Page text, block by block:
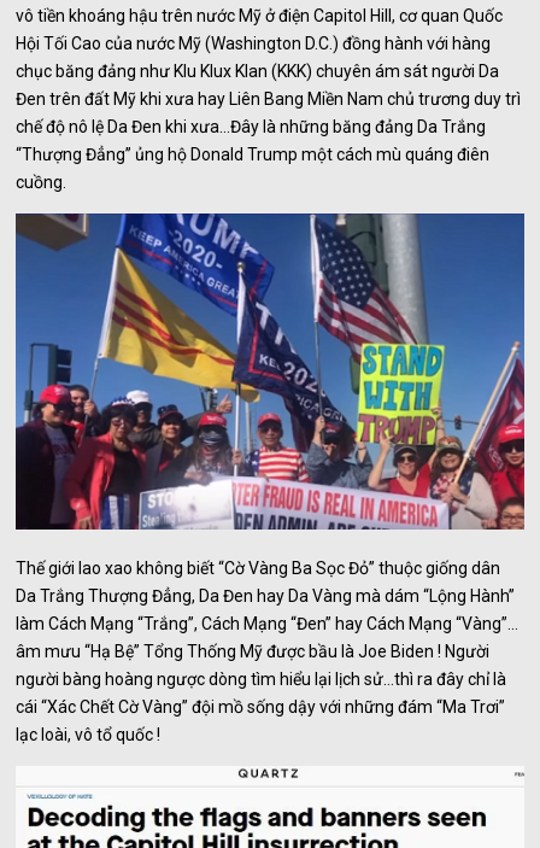
vô tiền khoáng hậu trên nước Mỹ ở điện Capitol Hill, cơ quan Quốc
Hội Tối Cao của nước Mỹ (Washington D.C.) đồng hành với hàng
chục băng đảng như Klu Klux Klan (KKK) chuyên ám sát người Da
Đen trên đất Mỹ khi xưa hay Liên Bang Miền Nam chủ trương duy trì
chế độ nô lệ Da Đen khi xưa…Đây là những băng đảng Da Trắng
“Thượng Đẳng” ủng hộ Donald Trump một cách mù quáng điên
cuồng.
Thế giới lao xao không biết “Cờ Vàng Ba Sọc Đỏ” thuộc giống dân
Da Trắng Thượng Đẳng, Da Đen hay Da Vàng mà dám “Lộng Hành”
làm Cách Mạng “Trắng”, Cách Mạng “Đen” hay Cách Mạng “Vàng”…
âm mưu “Hạ Bệ” Tổng Thống Mỹ được bầu là Joe Biden ! Người
người bàng hoàng ngược dòng tìm hiểu lại lịch sử…thì ra đây chỉ là
cái “Xác Chết Cờ Vàng” đội mồ sống dậy với những đám “Ma Trơi”
lạc loài, vô tổ quốc !